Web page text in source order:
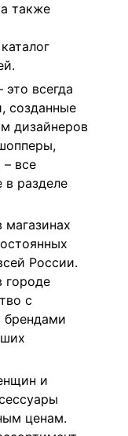
также
всегда
созданные
дизайнеров
все
разделе
магазинах
России.
городе
с
и
ценам.